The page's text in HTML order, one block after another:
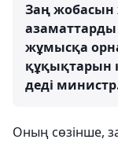
Заң жобасын
жұмысқа
құқықтарын
деді
Оның сөзінше,